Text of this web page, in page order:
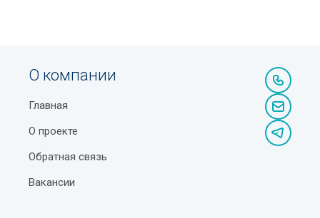
О компании
Главная
О проекте
Обратная связь
Вакансии